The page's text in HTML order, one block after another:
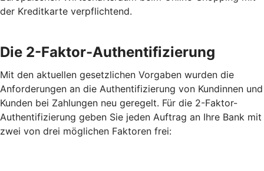
der Kreditkarte verpflichtend.
Die 2-Faktor-Authentifizierung
Mit den aktuellen gesetzlichen Vorgaben wurden die
Anforderungen an die Authentifizierung von Kundinnen und
Kunden bei Zahlungen neu geregelt. Für die 2-Faktor-
Authentifizierung geben Sie jeden Auftrag an Ihre Bank mit
zwei von drei möglichen Faktoren frei: